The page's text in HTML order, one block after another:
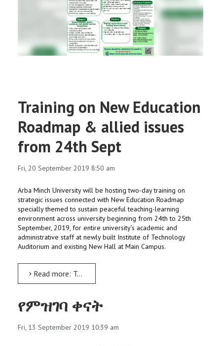
REGISTRAR
PARTNERSHIP
Training on New Education
Roadmap & allied issues
from 24th Sept
Fri, 20 September 2019 8:50 am
Arba Minch University will be hosting two-day training on
strategic issues connected with New Education Roadmap
specially themed to sustain peaceful teaching-learning
environment across university beginning from 24th to 25th
September, 2019, for entire university’s academic and
administrative staff at newly built Institute of Technology
Auditorium and existing New Hall at Main Campus.
Read more: Training on New Education Roadmap & allied issues from 24th Sept
የምዝገባ ቀናት
Fri, 13 September 2019 10:39 am